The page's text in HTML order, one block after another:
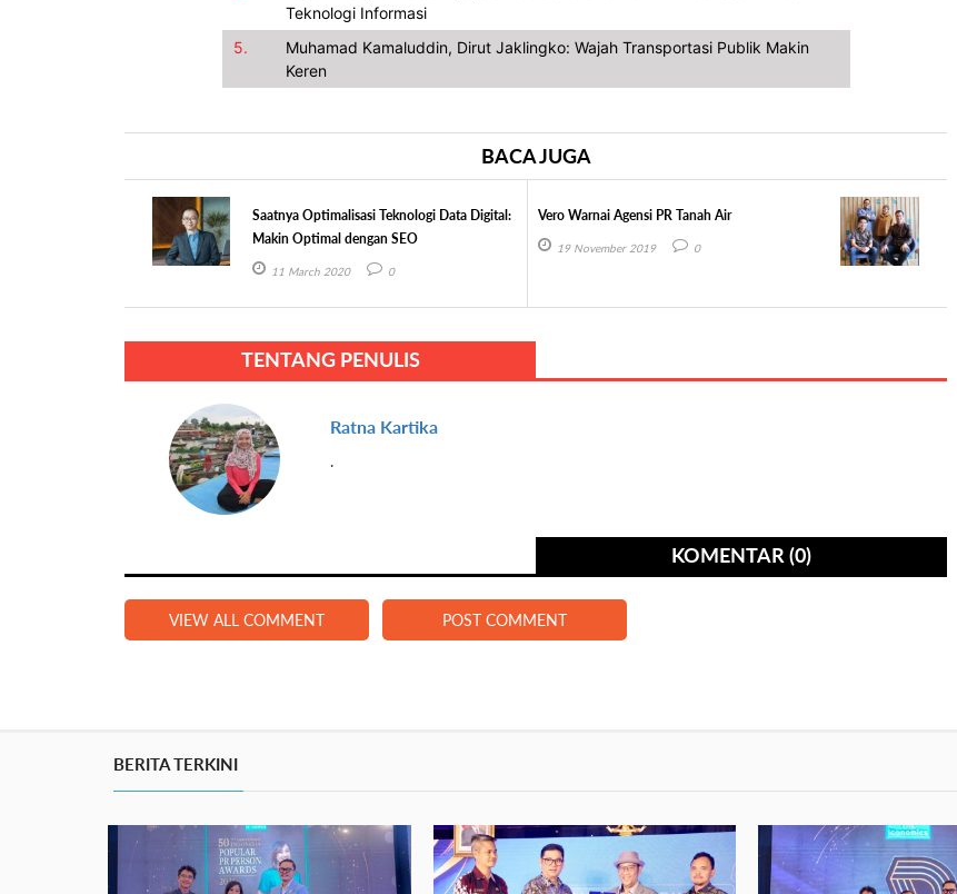
Teknologi Informasi
5.
Muhamad Kamaluddin, Dirut Jaklingko: Wajah Transportasi Publik Makin
Keren
BACA JUGA
Saatnya Optimalisasi Teknologi Data Digital:
Makin Optimal dengan SEO
11 March 2020 0
Vero Warnai Agensi PR Tanah Air
19 November 2019 0
TENTANG PENULIS
Ratna Kartika
.
KOMENTAR (0)
VIEW ALL COMMENT POST COMMENT
BERITA TERKINI